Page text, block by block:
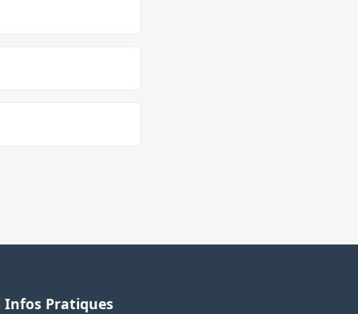
Infos Pratiques